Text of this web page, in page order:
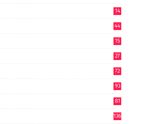
14
44
15
27
72
93
81
136